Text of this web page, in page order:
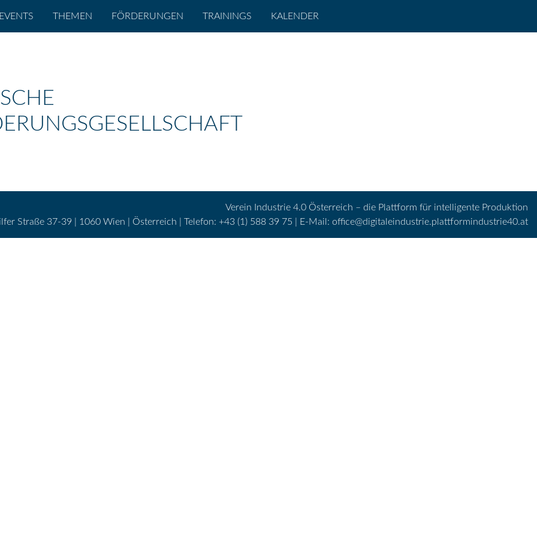
EVENTS THEMEN FÖRDERUNGEN TRAININGS KALENDER
Verein Industrie 4.0 Österreich – die Plattform für intelligente Produktion
Straße 37-39 | 1060 Wien | Österreich | Telefon: +43 (1) 588 39 75 | E-Mail: office@digitaleindustrie.plattformindustrie40.at